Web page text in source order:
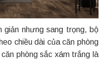
giản nhưng sang trọng, bộ
chiều dài của căn phòng
phòng sắc xám trắng là